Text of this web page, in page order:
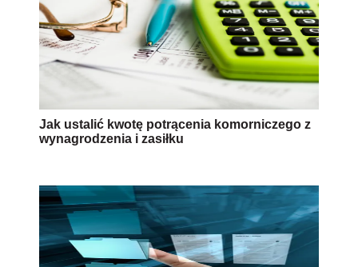
Jak ustalić kwotę potrącenia komorniczego z
wynagrodzenia i zasiłku